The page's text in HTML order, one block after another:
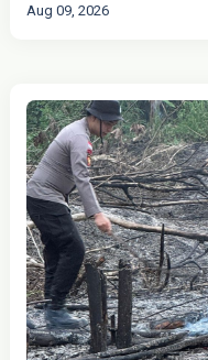
Aug 09, 2026